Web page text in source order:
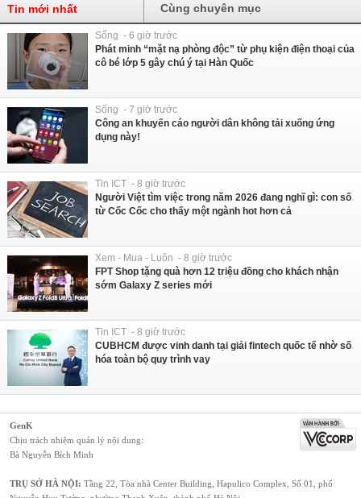
Tin mới nhất Cùng chuyên mục
Sống - 6 giờ trước
Phát minh “mặt nạ phòng độc” từ phụ kiện điện thoại của
cô bé lớp 5 gây chú ý tại Hàn Quốc
Sống - 7 giờ trước
Công an khuyến cáo người dân không tải xuống ứng
dụng này!
Tin ICT - 8 giờ trước
Người Việt tìm việc trong năm 2026 đang nghĩ gì: con số
từ Cốc Cốc cho thấy một ngành hot hơn cả
Xem - Mua - Luôn - 8 giờ trước
FPT Shop tặng quà hơn 12 triệu đồng cho khách nhận
sớm Galaxy Z series mới
Tin ICT - 8 giờ trước
CUBHCM được vinh danh tại giải fintech quốc tế nhờ số
hóa toàn bộ quy trình vay
GenK
Chịu trách nhiệm quản lý nội dung:
Bà Nguyễn Bích Minh
TRỤ SỞ HÀ NỘI: Tầng 22, Tòa nhà Center Building, Hapulico Complex, Số 01, phố